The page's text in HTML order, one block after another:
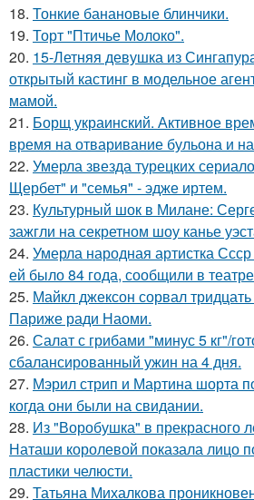
18. Тонкие банановые блинчики.
19. Торт "Птичье Молоко".
20. 15-Летняя девушка из
открытый кастинг в модельное
мамой.
21. Борщ украинский. Активное
время на отваривание бульона и
22. Умерла звезда турецких
Щербет" и "семья" - эдже иртем.
23. Культурный шок в Милане:
зажгли на секретном шоу канье
24. Умерла народная артистка
ей было 84 года, сообщили в
25. Майкл джексон сорвал
Париже ради Наоми.
26. Салат с грибами "минус 5 кг"/
сбалансированный ужин на 4 дня.
27. Мэрил стрип и Мартина шорта
когда они были на свидании.
28. Из "Воробушка" в прекрасного
Наташи королевой показала лицо
пластики челюсти.
29. Татьяна Михалкова